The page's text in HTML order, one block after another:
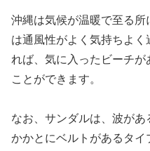
沖縄は気候が温暖で至る
は通風性がよく気持ちよ
れば、気に入ったビーチが
ことができます。
なお、サンダルは、波があ
かかとにベルトがあるタイ